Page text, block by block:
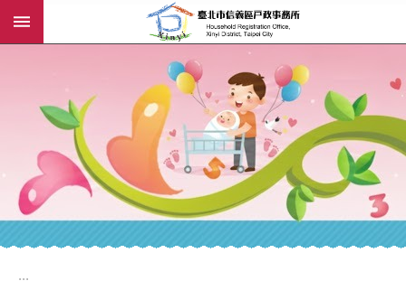
跳到主要內容區塊